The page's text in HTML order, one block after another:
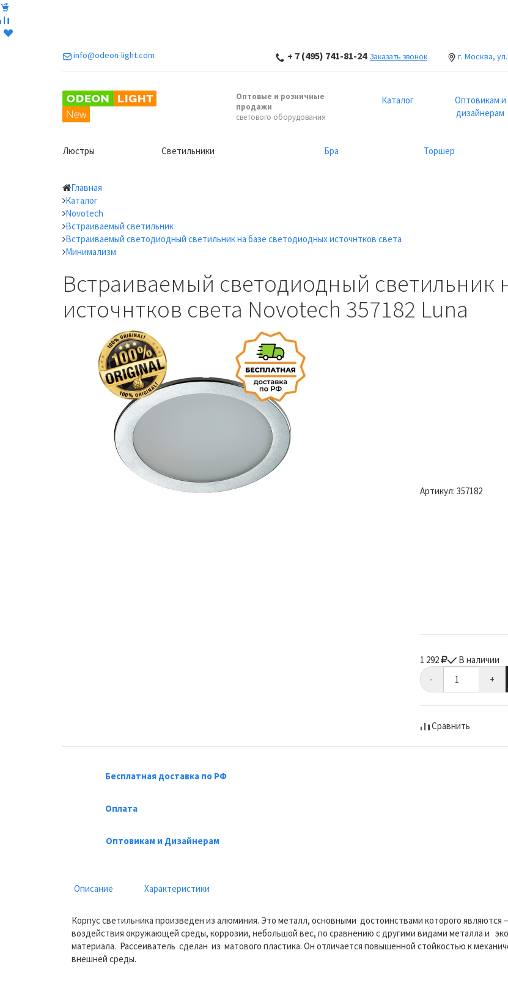
info@odeon-light.com + 7 (495) 741-81-24 Заказать звонок г. Москва,
Оптовые и розничные
продажи
светового оборудования
Каталог
Оптовикам и
дизайнерам
Люстры Светильники Бра Торшер
Главная
Каталог
Novotech
Встраиваемый светильник
Встраиваемый светодиодный светильник на базе светодиодных источнтков света
Минимализм
Встраиваемый светодиодный светильник
источнтков света Novotech 357182 Luna
Артикул: 357182
1 292
В наличии
-
+
Сравнить
Бесплатная доставка по РФ
Оплата
Оптовикам и Дизайнерам
Описание Характеристики
Корпус светильника произведен из алюминия. Это металл, основными достоинствами которого являются
воздействия окружающей среды, коррозии, небольшой вес, по сравнению с другими видами металла и
материала. Рассеиватель сделан из матового пластика. Он отличается повышенной стойкостью к
внешней среды.